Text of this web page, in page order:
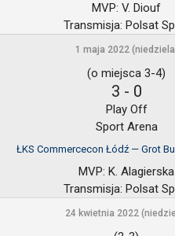
MVP: V. Diouf
Transmisja: Polsat
1 maja 2022
(o miejsca 3-4)
3 - 0
Play Off
Sport Arena
ŁKS Commercecon Łódź — Grot
MVP: K. Alagierska
Transmisja: Polsat
24 kwietnia 2022